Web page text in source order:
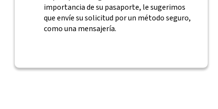
importancia de su pasaporte, le sugerimos
que envíe su solicitud por un método seguro,
como una mensajería.